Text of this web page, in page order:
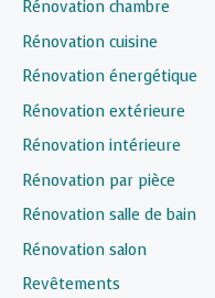
Rénovation chambre
Rénovation cuisine
Rénovation énergétique
Rénovation extérieure
Rénovation intérieure
Rénovation par pièce
Rénovation salle de bain
Rénovation salon
Revêtements